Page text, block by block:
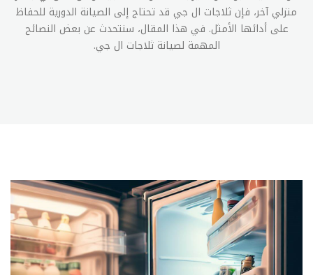
منزلي آخر، فإن ثلاجات ال جي قد تحتاج إلى الصيانة الدورية للحفاظ
على أدائها الأمثل. في هذا المقال، سنتحدث عن بعض النصائح
المهمة لصيانة ثلاجات ال جي.